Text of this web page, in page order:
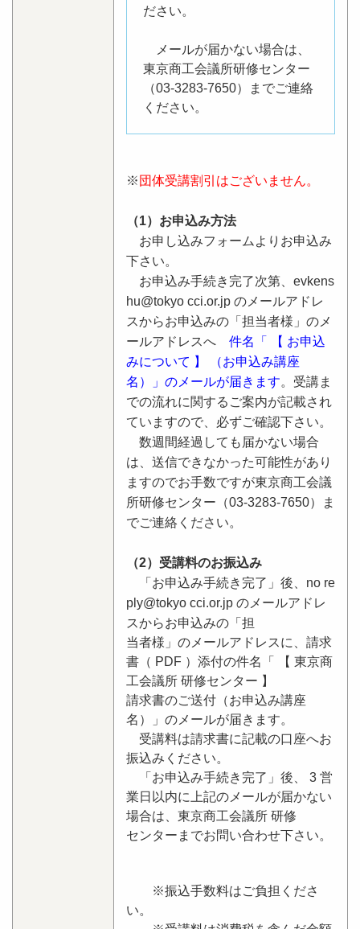
ださい。
メールが届かない場合は、
東京商工会議所研修センター
（03-3283-7650）までご連絡
ください。
※ 団体受講割引はございません。
（1）お申込み方法
お申し込みフォームよりお申込み
下さい。
お申込み手続き完了次第、evkens
hu@tokyo cci.or.jp のメールアドレ
スからお申込みの「担当者様」のメ
ールアドレスへ 件名「 【 お申込
みについて 】 （お申込み講座
名）」のメールが届きます。受講ま
での流れに関するご案内が記載され
ていますので、必ずご確認下さい。
数週間経過しても届かない場合
は、送信できなかった可能性があり
ますのでお手数ですが東京商工会議
所研修センター（03-3283-7650）ま
でご連絡ください。
（2）受講料のお振込み
「お申込み手続き完了」後、no re
ply@tokyo cci.or.jp のメールアドレ
スからお申込みの「担
当者様」のメールアドレスに、請求
書（ PDF ）添付の件名「 【 東京商
工会議所 研修センター 】
請求書のご送付（お申込み講座
名）」のメールが届きます。
受講料は請求書に記載の口座へお
振込みください。
「お申込み手続き完了」後、 3 営
業日以内に上記のメールが届かない
場合は、東京商工会議所 研修
センターまでお問い合わせ下さい。
※振込手数料はご負担くださ
い。